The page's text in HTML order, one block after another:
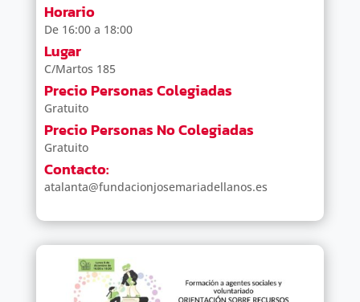
Horario
De 16:00 a 18:00
Lugar
C/Martos 185
Precio Personas Colegiadas
Gratuito
Precio Personas No Colegiadas
Gratuito
Contacto:
atalanta@fundacionjosemariadellanos.es